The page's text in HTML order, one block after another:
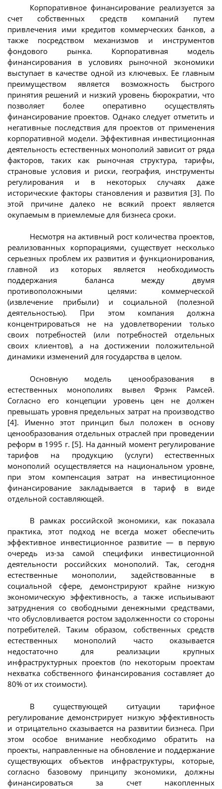
Корпоративное финансирование реализуется за
счет собственных средств компаний путем
привлечения ими кредитов коммерческих банков, а
также посредством механизмов и инструментов
фондового рынка. Корпоративная модель
финансирования в условиях рыночной экономики
выступает в качестве одной из ключевых. Ее главным
преимуществом является возможность быстрого
принятия решений и низкий уровень бюрократии, что
позволяет более оперативно осуществлять
финансирование проектов. Однако следует отметить и
негативные последствия для проектов от применения
корпоративной модели. Эффективная инвестиционная
деятельность естественных монополий зависит от ряда
факторов, таких как рыночная структура, тарифы,
страновые условия и риски, география, инструменты
регулирования и в некоторых случаях даже
исторические факторы становления и развития [3]. По
этой причине далеко не всякий проект является
окупаемым в приемлемые для бизнеса сроки.
Несмотря на активный рост количества проектов,
реализованных корпорациями, существует несколько
серьезных проблем их развития и функционирования,
главной из которых является необходимость
поддержания баланса между двумя
противоположными целями: коммерческой
(извлечение прибыли) и социальной (полезной
деятельностью). При этом компания должна
концентрироваться не на удовлетворении только
своих потребностей (или потребностей отдельных
своих клиентов), а на достижении положительной
динамики изменений для государства в целом.
Основную модель ценообразования в
естественных монополиях вывел Фрэнк Рамсей.
Согласно его концепции уровень цен не должен
превышать уровня предельных затрат на производство
[4]. Именно этот принцип был положен в основу
ценообразования отдельных отраслей при проведении
реформ в 1995 г. [5]. На данный момент регулирование
тарифов на продукцию (услуги) естественных
монополий осуществляется на национальном уровне,
при этом компенсация затрат на инвестиционное
финансирование закладывается в тариф в виде
отдельной составляющей.
В рамках российской экономики, как показала
практика, этот подход не всегда может обеспечить
эффективное инвестиционное развитие — в первую
очередь из-за самой специфики инвестиционной
деятельности российских монополий. Так, сегодня
естественные монополии, задействованные в
социальной сфере, демонстрируют крайне низкую
экономическую эффективность, а также испьиывают
затруднения со свободными денежными средствами,
что обусловливается ростом задолженности со стороны
потребителей. Таким образом, собственных средств
естественных монополий часто оказывается
недостаточно для реализации крупных
инфраструктурных проектов (по некоторым проектам
нехватка собственного финансирования составляет до
80% от их стоимости).
В существующей ситуации тарифное
регулирование демонстрирует низкую эффективность
и отрицательно сказывается на развитии бизнеса. При
этом особое внимание необходимо обратить на
проекты, направленные на обновление и поддержание
существующих объектов инфраструктуры, которые,
согласно базовому принципу экономики, должны
финансироваться за счет накопленных